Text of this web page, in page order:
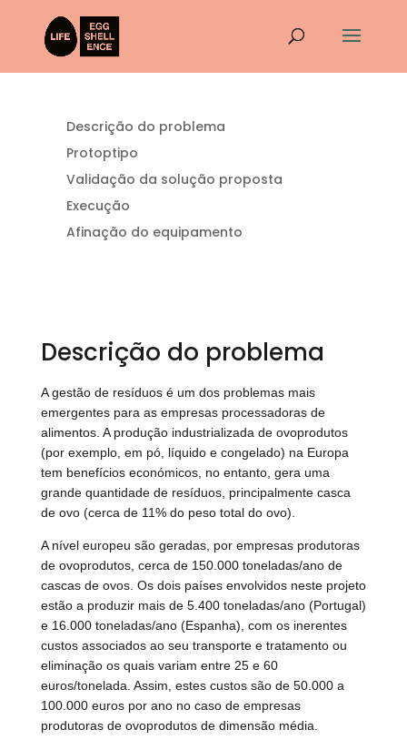
Descrição do problema
Protoptipo
Validação da solução proposta
Execução
Afinação do equipamento
Descrição do problema
A gestão de resíduos é um dos problemas mais
emergentes para as empresas processadoras de
alimentos. A produção industrializada de ovoprodutos
(por exemplo, em pó, líquido e congelado) na Europa
tem benefícios económicos, no entanto, gera uma
grande quantidade de resíduos, principalmente casca
de ovo (cerca de 11% do peso total do ovo).
A nível europeu são geradas, por empresas produtoras
de ovoprodutos, cerca de 150.000 toneladas/ano de
cascas de ovos. Os dois países envolvidos neste projeto
estão a produzir mais de 5.400 toneladas/ano (Portugal)
e 16.000 toneladas/ano (Espanha), com os inerentes
custos associados ao seu transporte e tratamento ou
eliminação os quais variam entre 25 e 60
euros/tonelada. Assim, estes custos são de 50.000 a
100.000 euros por ano no caso de empresas
produtoras de ovoprodutos de dimensão média.